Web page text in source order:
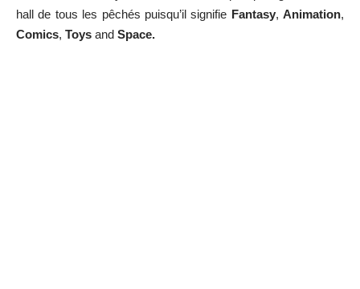
hall de tous les pêchés puisqu’il signifie Fantasy, Animation,
Comics, Toys and Space.